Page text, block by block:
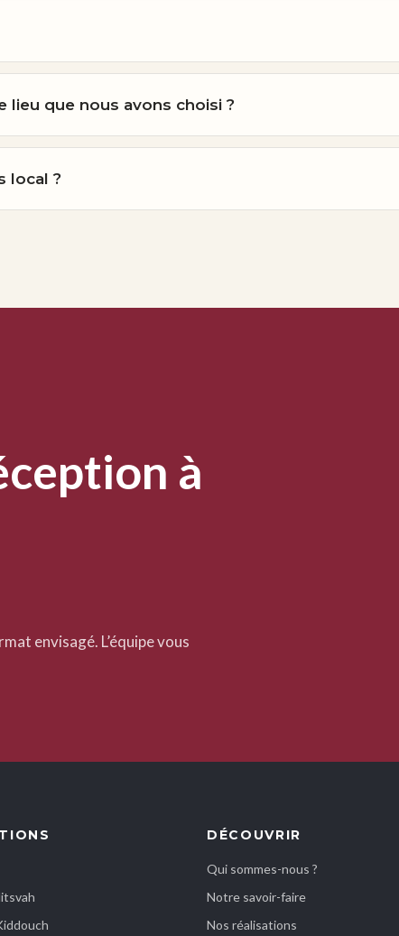
lieu que nous avons choisi ?
local ?
à
envisagé. L’équipe vous
DÉCOUVRIR
Qui sommes-nous ?
Notre savoir-faire
Nos réalisations